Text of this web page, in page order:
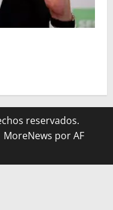
reservados.
MoreNews por AF